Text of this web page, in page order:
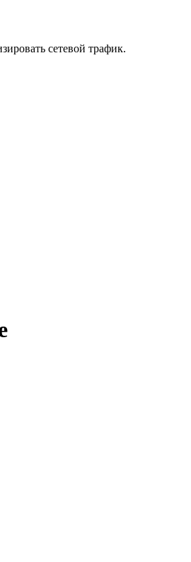
сетевой трафик.